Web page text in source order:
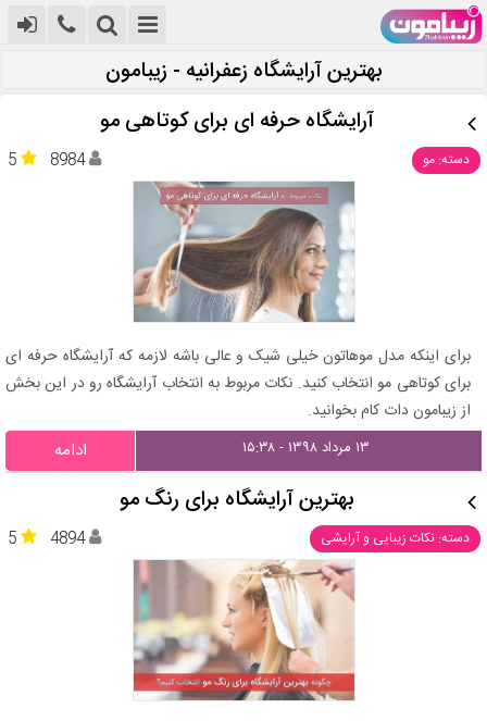
بهترین آرایشگاه زعفرانیه - زیبامون
آرایشگاه حرفه ای برای کوتاهی مو
دسته: مو 5 8984
برای اینکه مدل موهاتون خیلی شیک و عالی باشه لازمه که آرایشگاه حرفه ای
برای کوتاهی مو انتخاب کنید. نکات مربوط به انتخاب آرایشگاه رو در این بخش
از زیبامون دات کام بخوانید.
۱۳ مرداد ۱۳۹۸ - ۱۵:۳۸ ادامه
بهترین آرایشگاه برای رنگ مو
دسته: نکات زیبایی و آرایشی 5 4894